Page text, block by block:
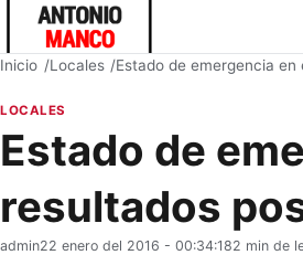
Inicio Locales Estado de emergencia
LOCALES
Estado de
resultados
admin22 enero del 2016 - 00:34:182 min de